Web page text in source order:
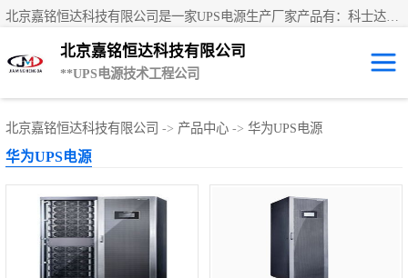
北京嘉铭恒达科技有限公司
**UPS电源技术工程公司
北京嘉铭恒达科技有限公司 -> 产品中心 -> 华为UPS电源
华为UPS电源
UPS租赁/UPS电
源出租
山特UPS电源
易事特UPS电源
艾默生UPS电源